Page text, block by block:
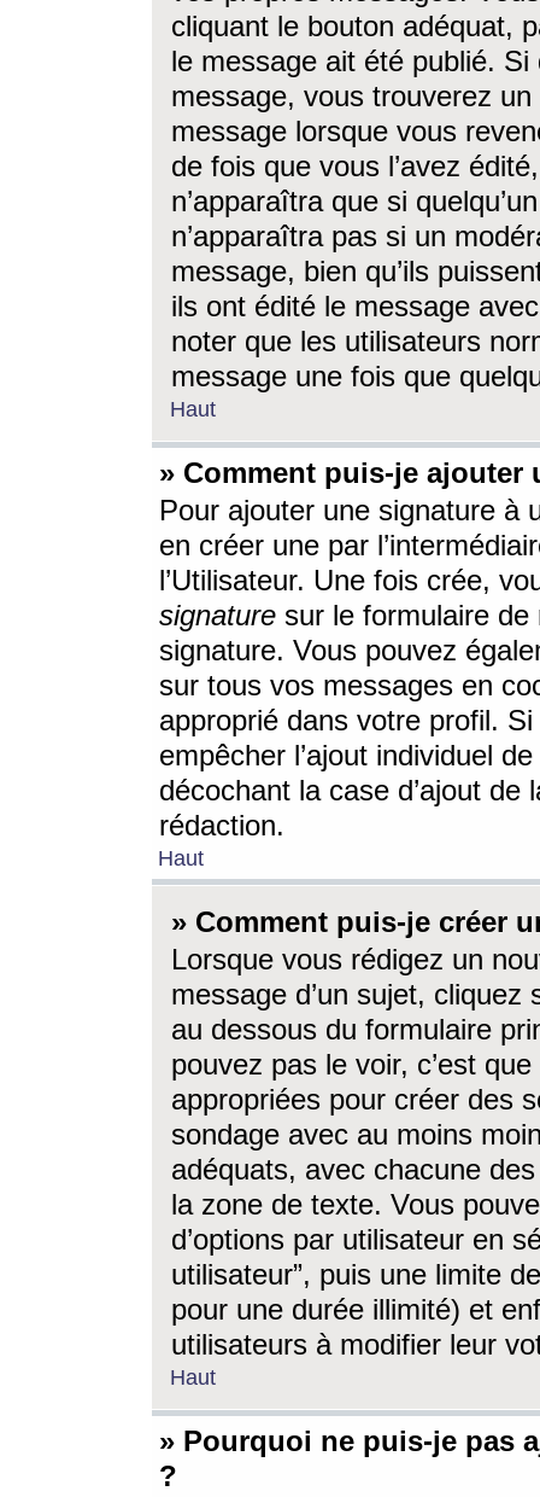
cliquant le bouton adéquat,
le message ait été publié. Si
message, vous trouverez
message lorsque vous
de fois que vous l’avez
n’apparaîtra que si
n’apparaîtra pas si un
message, bien qu’ils
ils ont édité le message
noter que les utilisateurs
message une fois que
Haut
» Comment puis-je ajouter
Pour ajouter une signature à
en créer une par
l’Utilisateur. Une fois crée,
signature sur le formulaire de
signature. Vous pouvez
sur tous vos messages en
approprié dans votre profil.
empêcher l’ajout individuel
décochant la case d’ajout
rédaction.
Haut
» Comment puis-je créer
Lorsque vous rédigez un
message d’un sujet, cliquez
au dessous du formulaire
pouvez pas le voir, c’est
appropriées pour créer des
sondage avec au moins
adéquats, avec chacune
la zone de texte. Vous
d’options par utilisateur en
utilisateur”, puis une limite
pour une durée illimité) et
utilisateurs à modifier leur
Haut
» Pourquoi ne puis-je pas
?